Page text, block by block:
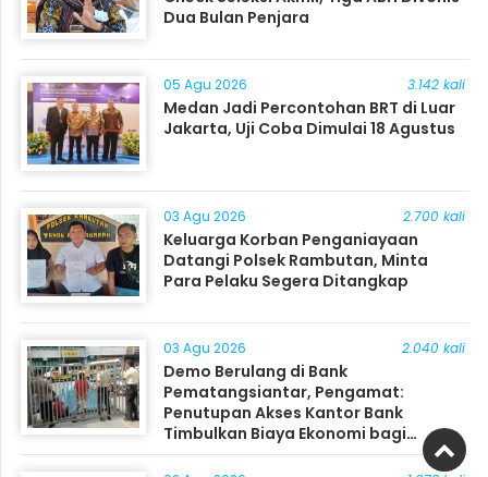
Dua Bulan Penjara
05 Agu 2026 3.142 kali
Medan Jadi Percontohan BRT di Luar
Jakarta, Uji Coba Dimulai 18 Agustus
03 Agu 2026 2.700 kali
Keluarga Korban Penganiayaan
Datangi Polsek Rambutan, Minta
Para Pelaku Segera Ditangkap
03 Agu 2026 2.040 kali
Demo Berulang di Bank
Pematangsiantar, Pengamat:
Penutupan Akses Kantor Bank
Timbulkan Biaya Ekonomi bagi
Masyarakat